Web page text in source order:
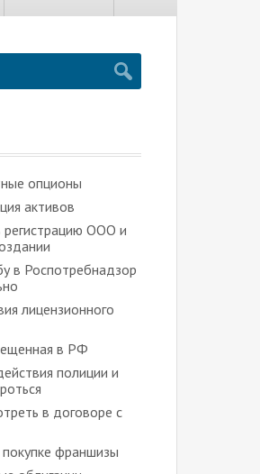
опционы
активов
регистрацию ООО и
в Роспотребнадзор
лицензионного
в РФ
полиции и
в договоре с
франшизы